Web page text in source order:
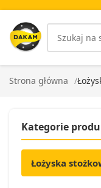
Strona główna
Kategorie
Łożyska